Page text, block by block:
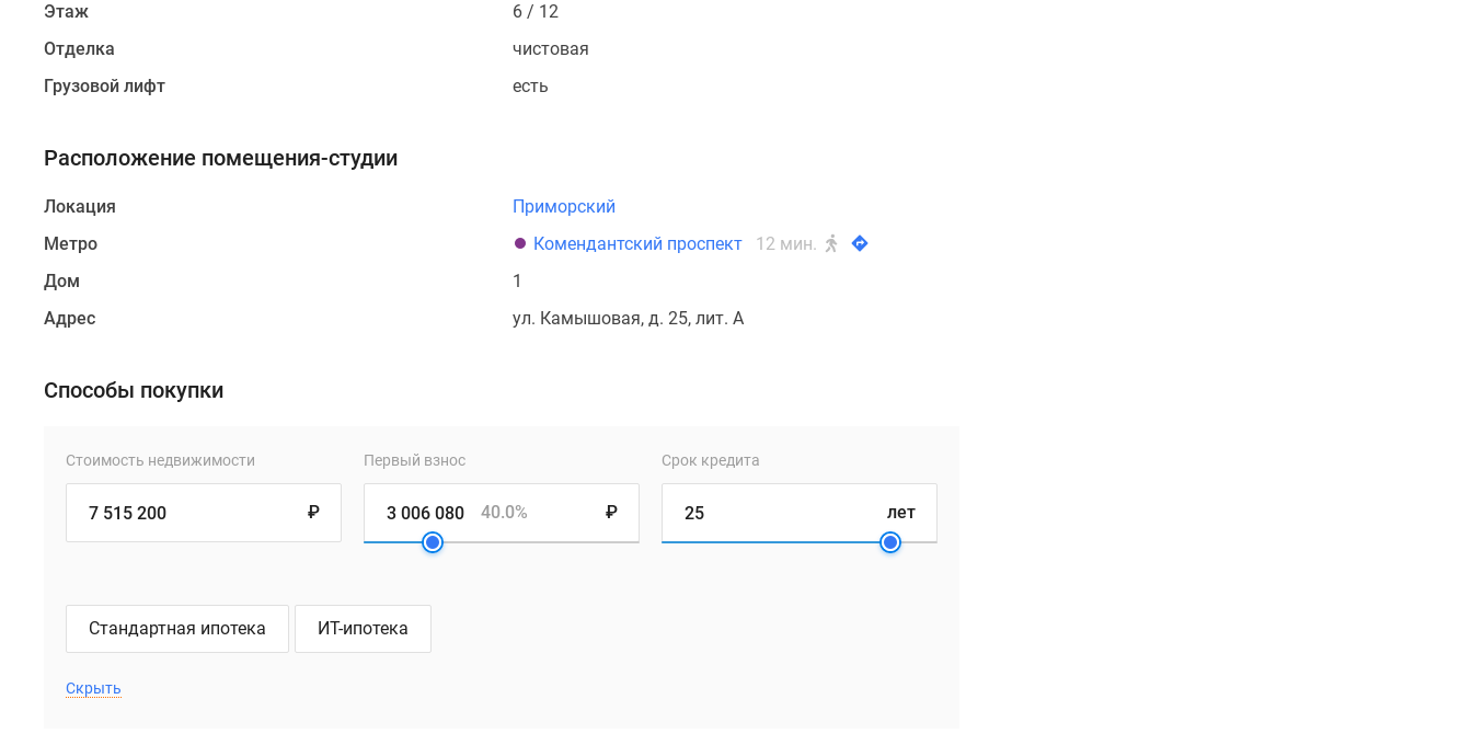
Этаж
6 / 12
Отделка
чистовая
Грузовой лифт
есть
Расположение помещения-студии
Локация
Приморский
Метро
Комендантский проспект
12 мин.
Дом
1
Адрес
ул. Камышовая, д. 25, лит. А
Способы покупки
Стоимость недвижимости
₽
Первый взнос
₽
40.0%
Срок кредита
лет
Стандартная ипотека ИТ-ипотека
Скрыть